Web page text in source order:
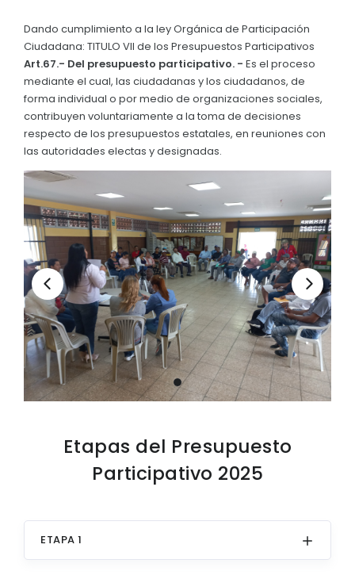
Ubicación
Clima
NEW
Sesiones Extraordinarias
Resoluciones
Convocatorias
GESTIÓN ADMINISTRATIVA
Plan de desarrollo y Ordenamiento Territorial -
Plan Anual Contratación - PAC
Plan Operativo Anual - POA
Convenios Institucionales
PRESUPUESTO: EJECUCIÓN Y REPORTES
Cédulas presupuestarias y balances
Procesos de contratación
Ejecución Presupuestaria
Obras y proyectos
CIUDADANÍA ACTIVA
Solicitud de acceso información pública
TURISMO
Dando cumplimiento a la ley Orgánica de Participación
Ciudadana: TITULO VII de los Presupuestos Participativos
Art.67.- Del presupuesto participativo. - Es el proceso
mediante el cual, las ciudadanas y los ciudadanos, de
forma individual o por medio de organizaciones sociales,
contribuyen voluntariamente a la toma de decisiones
respecto de los presupuestos estatales, en reuniones con
las autoridades electas y designadas.
Etapas del Presupuesto
Participativo 2025
ETAPA 1